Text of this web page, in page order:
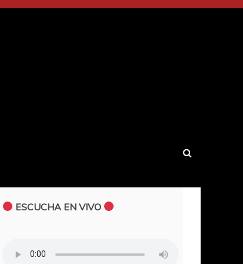
ESCUCHA EN VIVO